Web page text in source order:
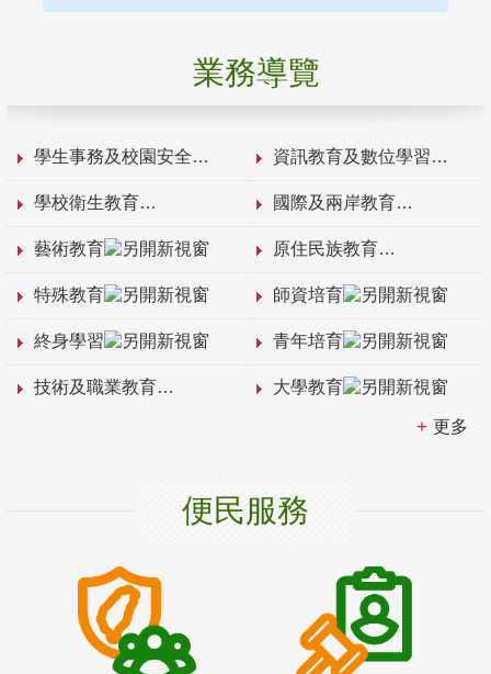
業務導覽
學生事務及校園安全 資訊教育及數位學習
學校衛生教育 國際及兩岸教育
藝術教育 原住民族教育
特殊教育 師資培育
終身學習 青年培育
技術及職業教育 大學教育
更多
便民服務